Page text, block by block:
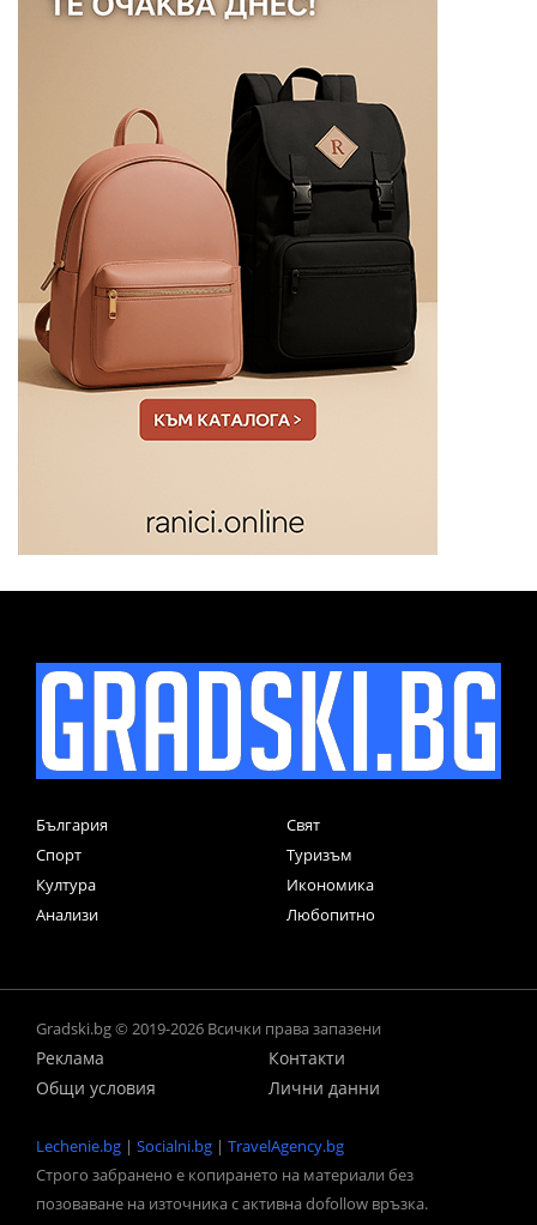
България
Свят
Спорт
Туризъм
Култура
Икономика
Анализи
Любопитно
Gradski.bg © 2019-2026 Всички права запазени
Реклама
Контакти
Общи условия
Лични данни
Lechenie.bg | Socialni.bg | TravelAgency.bg
Строго забранено е копирането на материали без
позоваване на източника с активна dofollow връзка.